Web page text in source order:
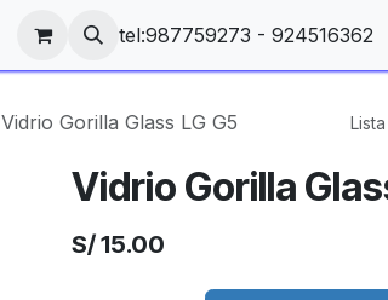
tel:987759273 - 924516362
Vidrio Gorilla Glass LG G5
Vidrio Gorilla
S/15.00